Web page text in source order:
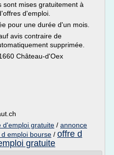
sont mises gratuitement à
d'emploi.
pour une durée d'un mois.
avis contraire de
supprimée.
Château-d'Oex
d'emploi gratuite / annonce
emploi bourse / offre d
gratuite